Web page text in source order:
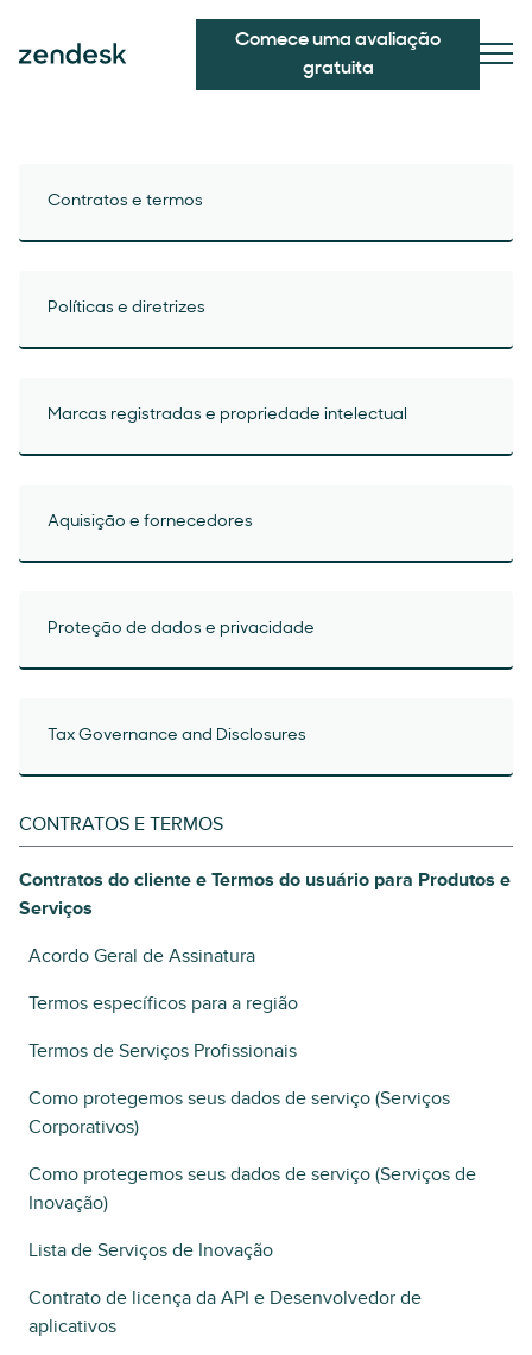
Comece uma avaliação
gratuita
Contratos e termos
Políticas e diretrizes
Marcas registradas e propriedade intelectual
Aquisição e fornecedores
Proteção de dados e privacidade
Tax Governance and Disclosures
CONTRATOS E TERMOS
Contratos do cliente e Termos do usuário para Produtos e
Serviços
Acordo Geral de Assinatura
Termos específicos para a região
Termos de Serviços Profissionais
Como protegemos seus dados de serviço (Serviços
Corporativos)
Como protegemos seus dados de serviço (Serviços de
Inovação)
Lista de Serviços de Inovação
Contrato de licença da API e Desenvolvedor de
aplicativos